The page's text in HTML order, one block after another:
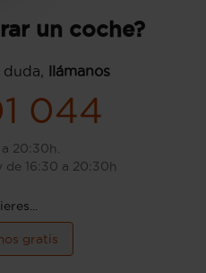
un coche?
duda, llámanos
044
20:30h.
de 16:30 a 20:30h
gratis